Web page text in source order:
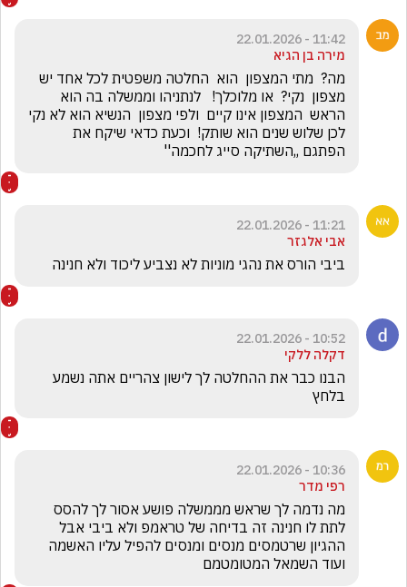
11:42 - 22.01.2026
מירה בן הגיא
הפתגם ,,השתיקה סייג לחכמה''
11:21 - 22.01.2026
אבי אלגזר
ביבי הורס את נהגי מוניות לא נצביע ליכוד ולא חנינה
10:52 - 22.01.2026
דקלה ללקי
בלחץ
10:36 - 22.01.2026
רפי מדר
ועוד השמאל המטומטמם